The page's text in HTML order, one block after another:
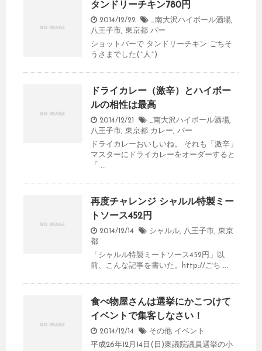
タンドリーチキン780円
2014/12/22 _南大沢ハイボール酒場,
八王子市, 東京都 バー
ショットバーで タンドリーチキン ごちそ
うさまでした(^人^)
ドライカレー（激辛）とハイボー
ルの相性は最高
2014/12/21 _南大沢ハイボール酒場,
八王子市, 東京都 カレー, バー
ドライカレーおいしいね。 それも「激辛」
マスターにドライカレーをオーダーすると
「 ...
再度チャレンジ シャルル特製ミー
トソース452円
2014/12/14 シャルル, 八王子市, 東京
都
「シャルル特製ミートソース452円」以
前、こんな記事を書いた。http://ごち ...
食べ物屋さんは選挙にかこつけて
イベントで集客しなさい！
2014/12/14 その他 イベント
平成26年12月14日(日)衆議院議員選挙の小